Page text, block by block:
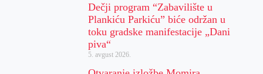
Dečji program “Zabavilište u
Plankiću Parkiću” biće održan u
toku gradske manifestacije „Dani
piva“
5. avgust 2026.